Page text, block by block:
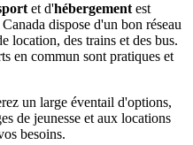
et d'hébergement est
dispose d'un bon réseau
location, des trains et des bus.
en commun sont pratiques et
un large éventail d'options,
de jeunesse et aux locations
besoins.